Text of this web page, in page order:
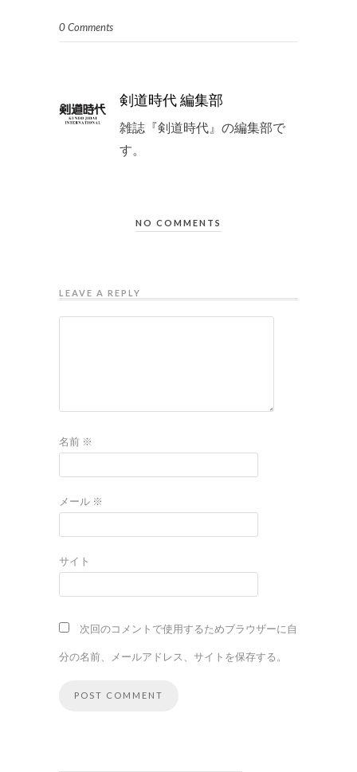
0 Comments
剣道時代 編集部
雑誌『剣道時代』の編集部で
す。
NO COMMENTS
LEAVE A REPLY
名前 ※
メール ※
サイト
次回のコメントで使用するためブラウザーに自
分の名前、メールアドレス、サイトを保存する。